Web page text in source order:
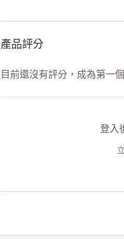
產品評分
目前還沒有評分，成為第一
登入